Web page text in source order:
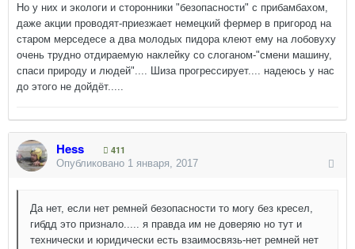
Но у них и экологи и сторонники "безопасности" с прибамбахом,
даже акции проводят-приезжает немецкий фермер в пригород на
старом мерседесе а два молодых пидора клеют ему на лобовуху
очень трудно отдираемую наклейку со слоганом-"смени машину,
спаси природу и людей".... Шиза прогрессирует.... надеюсь у нас
до этого не дойдёт.....
Hess
411
Опубликовано 1 января, 2017
Да нет, если нет ремней безопасности то могу без кресел,
гибдд это признало..... я правда им не доверяю но тут и
технически и юридически есть взаимосвязь-нет ремней нет